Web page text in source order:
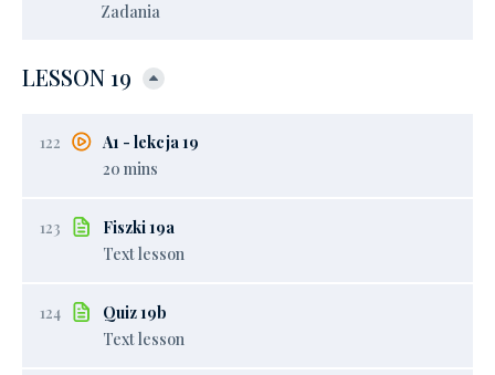
Zadania
LESSON 19
122
A1 - lekcja 19
20 mins
123
Fiszki 19a
Text lesson
124
Quiz 19b
Text lesson